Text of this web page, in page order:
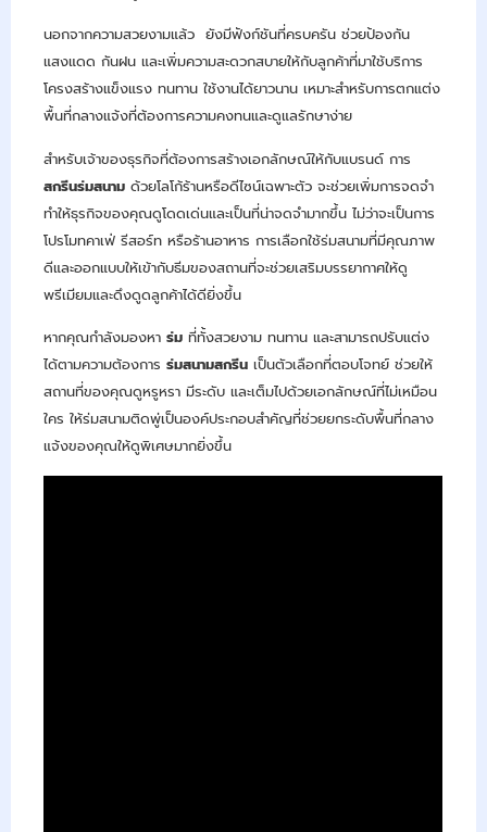
นอกจากความสวยงามแล้ว ยังมีฟังก์ชันที่ครบครัน ช่วยป้องกัน
แสงแดด กันฝน และเพิ่มความสะดวกสบายให้กับลูกค้าที่มาใช้บริการ
โครงสร้างแข็งแรง ทนทาน ใช้งานได้ยาวนาน เหมาะสำหรับการตกแต่ง
พื้นที่กลางแจ้งที่ต้องการความคงทนและดูแลรักษาง่าย
สำหรับเจ้าของธุรกิจที่ต้องการสร้างเอกลักษณ์ให้กับแบรนด์ การ
สกรีนร่มสนาม ด้วยโลโก้ร้านหรือดีไซน์เฉพาะตัว จะช่วยเพิ่มการจดจำ
ทำให้ธุรกิจของคุณดูโดดเด่นและเป็นที่น่าจดจำมากขึ้น ไม่ว่าจะเป็นการ
โปรโมทคาเฟ่ รีสอร์ท หรือร้านอาหาร การเลือกใช้ร่มสนามที่มีคุณภาพ
ดีและออกแบบให้เข้ากับธีมของสถานที่จะช่วยเสริมบรรยากาศให้ดู
พรีเมียมและดึงดูดลูกค้าได้ดียิ่งขึ้น
หากคุณกำลังมองหาร่ม ที่ทั้งสวยงาม ทนทาน และสามารถปรับแต่ง
ได้ตามความต้องการร่มสนามสกรีน เป็นตัวเลือกที่ตอบโจทย์ ช่วยให้
สถานที่ของคุณดูหรูหรา มีระดับ และเต็มไปด้วยเอกลักษณ์ที่ไม่เหมือน
ใคร ให้ร่มสนามติดพู่เป็นองค์ประกอบสำคัญที่ช่วยยกระดับพื้นที่กลาง
แจ้งของคุณให้ดูพิเศษมากยิ่งขึ้น